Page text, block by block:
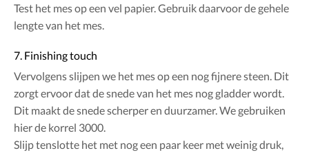
Test het mes op een vel papier. Gebruik daarvoor de gehele
lengte van het mes.
7. Finishing touch
Vervolgens slijpen we het mes op een nog fijnere steen. Dit
zorgt ervoor dat de snede van het mes nog gladder wordt.
Dit maakt de snede scherper en duurzamer. We gebruiken
hier de korrel 3000.
Slijp tenslotte het met nog een paar keer met weinig druk,